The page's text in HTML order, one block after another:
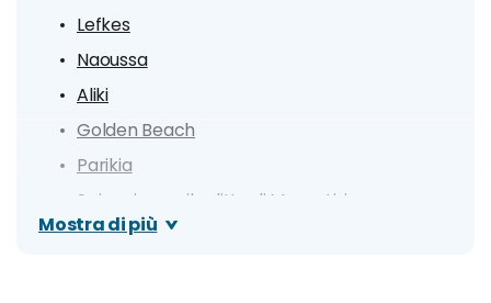
Lefkes
Naoussa
Aliki
Golden Beach
Parikia
Spiaggia con il relitto di Monastiri
Piscine naturali di Kolymbithres
Mostra di più